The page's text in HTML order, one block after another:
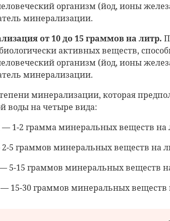
организм (йод, ионы
минерализации.
от 10 до 15 граммов на литр.
активных веществ,
организм (йод, ионы
минерализации.
минерализации, которая
воды на четыре вида:
— 1-2 грамма минеральных веществ на
5 граммов минеральных веществ на
5-15 граммов минеральных веществ
— 15-30 граммов минеральных веществ